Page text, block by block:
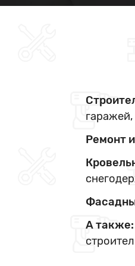
Ремонт
А также: